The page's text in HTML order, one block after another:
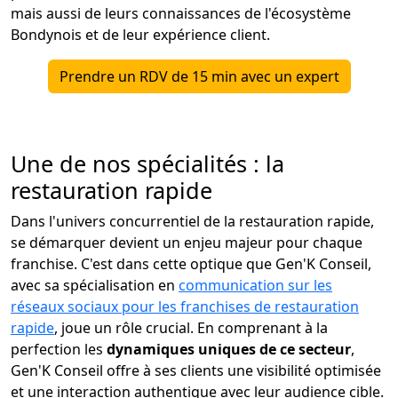
mais aussi de leurs connaissances de l'écosystème
Bondynois et de leur expérience client.
Prendre un RDV de 15 min avec un expert
Une de nos spécialités : la
restauration rapide
Dans l'univers concurrentiel de la restauration rapide,
se démarquer devient un enjeu majeur pour chaque
franchise. C'est dans cette optique que Gen'K Conseil,
avec sa spécialisation en communication sur les
réseaux sociaux pour les franchises de restauration
rapide, joue un rôle crucial. En comprenant à la
perfection les dynamiques uniques de ce secteur,
Gen'K Conseil offre à ses clients une visibilité optimisée
et une interaction authentique avec leur audience cible.